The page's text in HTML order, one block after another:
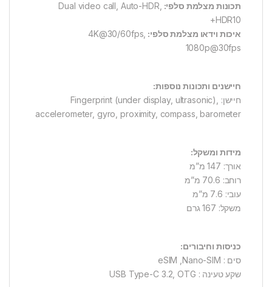
תכונות מצלמת סלפי: Dual video call, Auto-HDR,
HDR10+
איכות וידאו מצלמת סלפי: 4K@30/60fps,
1080p@30fps
חיישנים ותכונות נוספות:
חיישן: Fingerprint (under display, ultrasonic),
accelerometer, gyro, proximity, compass, barometer
מידות ומשקל:
אורך: 147 מ”מ
רוחב: 70.6 מ”מ
עובי: 7.6 מ”מ
משקל: 167 גרם
כניסות וחיבורים:
סים : eSIM ,Nano-SIM
שקע טעינה : USB Type-C 3.2, OTG